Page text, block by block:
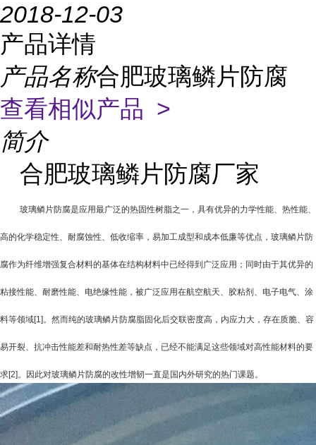
2018-12-03
产品详情
产品名称合肥玻璃鳞片防腐
查看相似产品 >
简介
合肥玻璃鳞片防腐厂家
玻璃鳞片防腐是应用最广泛的热固性树脂之一，具有优异的力学性能、热性能、
高的化学稳定性、耐腐蚀性、低收缩率，易加工成型和成本低廉等优点，玻璃鳞片防
腐作为纤维增强复合材料的基体在结构材料中已经得到广泛应用；同时由于其优异的
粘接性能、耐磨性能、电绝缘性能，被广泛应用在航空航天、胶粘剂、电子电气、涂
料等领域[1]。然而纯的玻璃鳞片防腐脂固化后交联密度高，内应力大，存在质脆、容
易开裂、抗冲击性能差和耐热性差等缺点，已经不能满足这些领域对高性能材料的要
求[2]。因此对玻璃鳞片防腐的改性增韧一直是国内外研究的热门课题。